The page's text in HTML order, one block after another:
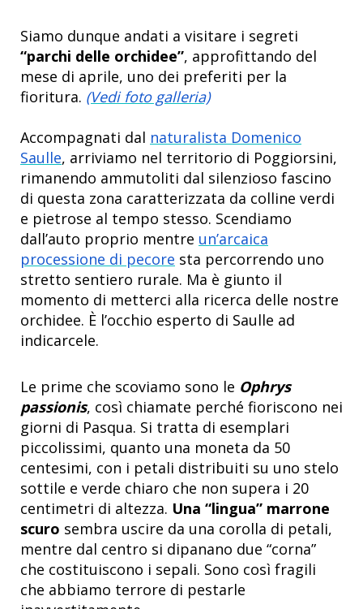
Siamo dunque andati a visitare i segreti
“parchi delle orchidee”, approfittando del
mese di aprile, uno dei preferiti per la
fioritura. (Vedi foto galleria)
Accompagnati dal naturalista Domenico
Saulle, arriviamo nel territorio di Poggiorsini,
rimanendo ammutoliti dal silenzioso fascino
di questa zona caratterizzata da colline verdi
e pietrose al tempo stesso. Scendiamo
dall’auto proprio mentre un’arcaica
processione di pecore sta percorrendo uno
stretto sentiero rurale. Ma è giunto il
momento di metterci alla ricerca delle nostre
orchidee. È l’occhio esperto di Saulle ad
indicarcele.
Le prime che scoviamo sono le Ophrys
passionis, così chiamate perché fioriscono nei
giorni di Pasqua. Si tratta di esemplari
piccolissimi, quanto una moneta da 50
centesimi, con i petali distribuiti su uno stelo
sottile e verde chiaro che non supera i 20
centimetri di altezza. Una “lingua” marrone
scuro sembra uscire da una corolla di petali,
mentre dal centro si dipanano due “corna”
che costituiscono i sepali. Sono così fragili
che abbiamo terrore di pestarle